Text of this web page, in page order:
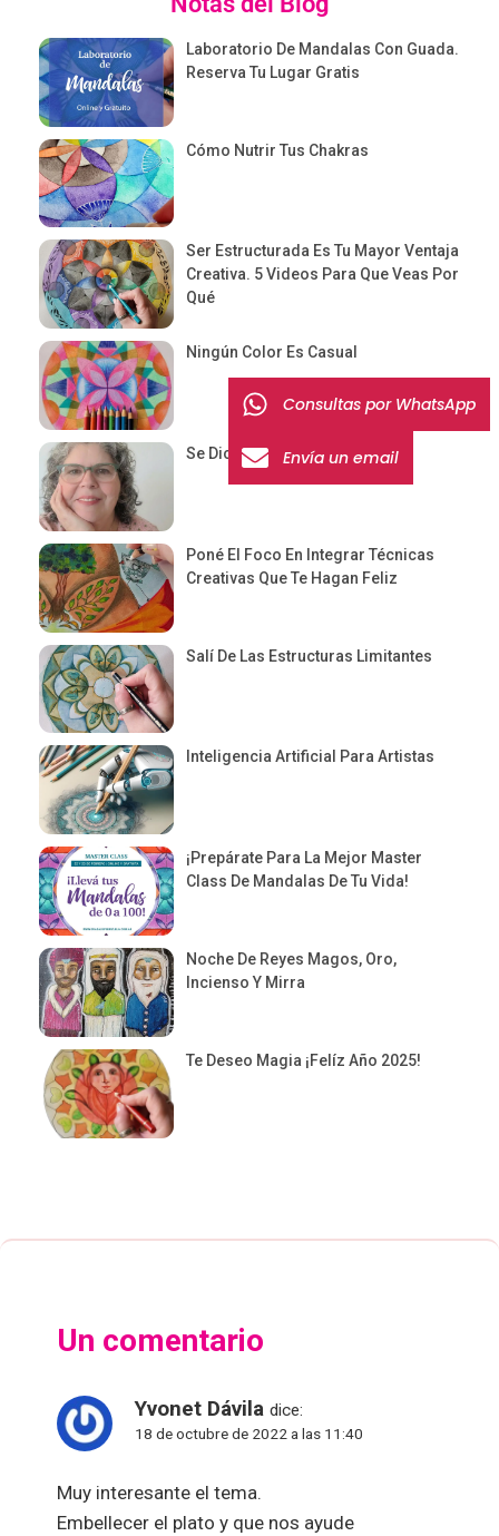
Laboratorio De Mandalas Con Guada.
Reserva Tu Lugar Gratis
Cómo Nutrir Tus Chakras
Ser Estructurada Es Tu Mayor Ventaja
Creativa. 5 Videos Para Que Veas Por
Qué
Ningún Color Es Casual
Se Dice De Mí…y No Lo Ví Venir
Poné El Foco En Integrar Técnicas
Creativas Que Te Hagan Feliz
Salí De Las Estructuras Limitantes
Inteligencia Artificial Para Artistas
¡Prepárate Para La Mejor Master
Class De Mandalas De Tu Vida!
Noche De Reyes Magos, Oro,
Incienso Y Mirra
Te Deseo Magia ¡Felíz Año 2025!
Un comentario
Yvonet Dávila dice:
18 de octubre de 2022 a las 11:40
Muy interesante el tema.
Embellecer el plato y que nos ayude
Consultas por WhatsApp
Envía un email